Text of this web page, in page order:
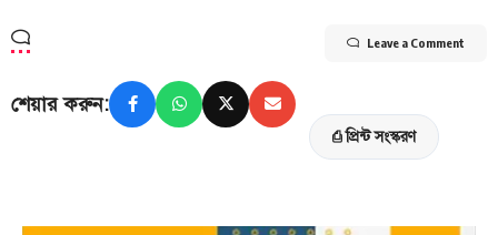
Leave a Comment
শেয়ার করুন:
⎙ প্রিন্ট সংস্করণ